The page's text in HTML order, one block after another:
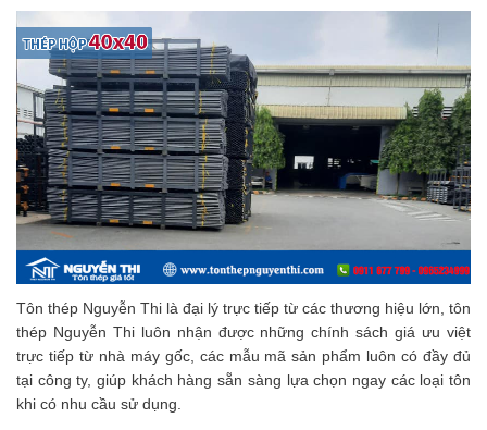
Tôn thép Nguyễn Thi là đại lý trực tiếp từ các thương hiệu lớn, tôn
thép Nguyễn Thi luôn nhận được những chính sách giá ưu việt
trực tiếp từ nhà máy gốc, các mẫu mã sản phẩm luôn có đầy đủ
tại công ty, giúp khách hàng sẵn sàng lựa chọn ngay các loại tôn
khi có nhu cầu sử dụng.